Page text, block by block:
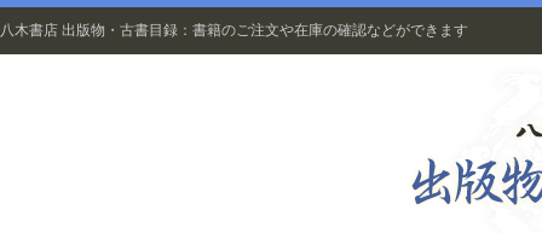
八木書店 出版物・古書目録：書籍のご注文や在庫の確認などができます